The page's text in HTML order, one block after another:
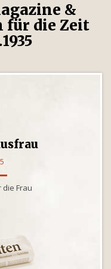
&
für die Zeit
Frau